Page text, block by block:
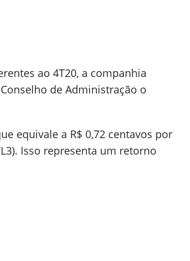
ao 4T20, a companhia
de Administração o
equivale a R$ 0,72 centavos por
Isso representa um retorno